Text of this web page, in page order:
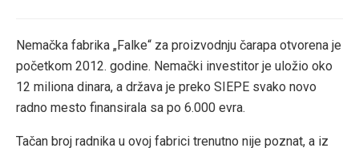
Nemačka fabrika „Falke“ za proizvodnju čarapa otvorena je
početkom 2012. godine. Nemački investitor je uložio oko
12 miliona dinara, a država je preko SIEPE svako novo
radno mesto finansirala sa po 6.000 evra.
Tačan broj radnika u ovoj fabrici trenutno nije poznat, a iz